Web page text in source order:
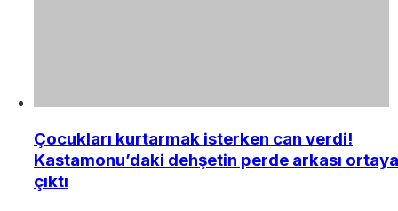
Çocukları kurtarmak isterken can verdi!
Kastamonu’daki dehşetin perde arkası ortaya
çıktı